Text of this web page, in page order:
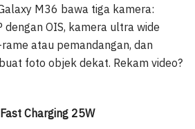
M36 bawa tiga kamera:
OIS, kamera ultra wide
atau pemandangan, dan
foto objek dekat. Rekam video?
Charging 25W